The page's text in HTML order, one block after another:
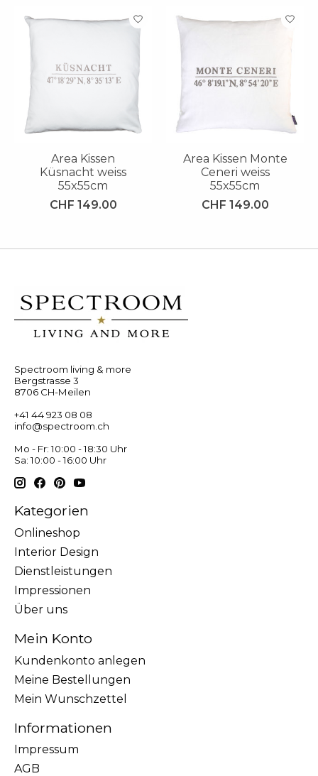
Produkt-Karussell-Artikel
Area Kissen
Küsnacht weiss
55x55cm
CHF 149.00
Area Kissen Monte
Ceneri weiss
55x55cm
CHF 149.00
Spectroom living & more
Bergstrasse 3
8706 CH-Meilen
+41 44 923 08 08
info@spectroom.ch
Mo - Fr: 10:00 - 18:30 Uhr
Sa: 10:00 - 16:00 Uhr
Kategorien
Onlineshop
Interior Design
Dienstleistungen
Impressionen
Über uns
Mein Konto
Kundenkonto anlegen
Meine Bestellungen
Mein Wunschzettel
Informationen
Impressum
AGB